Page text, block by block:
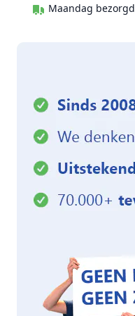
Maandag bezorgd